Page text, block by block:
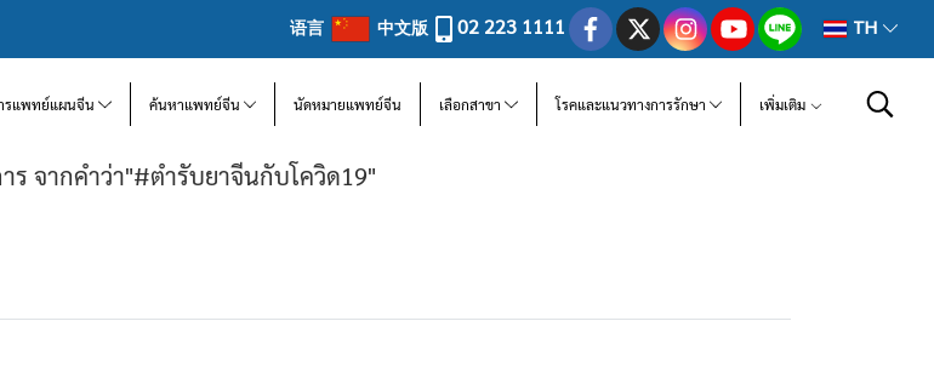
语言 中文版 02 223 1111 TH
รแพทย์แผนจีน ค้นหาแพทย์จีน นัดหมายแพทย์จีน เลือกสาขา โรคและแนวทางการรักษา เพิ่มเติม
ร จากคำว่า"#ตำรับยาจีนกับโควิด19"